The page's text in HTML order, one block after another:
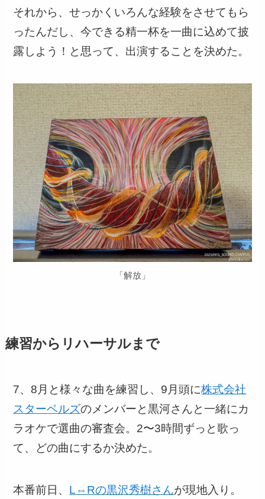
それから、せっかくいろんな経験をさせてもら
ったんだし、今できる精一杯を一曲に込めて披
露しよう！と思って、出演することを決めた。
「解放」
練習からリハーサルまで
7、8月と様々な曲を練習し、9月頭に株式会社
スターベルズのメンバーと黒河さんと一緒にカ
ラオケで選曲の審査会。2〜3時間ずっと歌っ
て、どの曲にするか決めた。
本番前日、 L⇔Rの黒沢秀樹さんが現地入り。